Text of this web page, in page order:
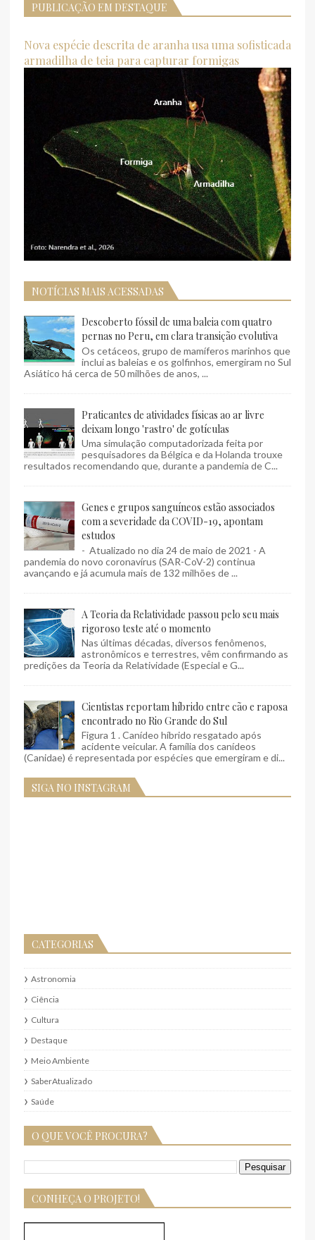
PUBLICAÇÃO EM DESTAQUE
Nova espécie descrita de aranha usa uma sofisticada
armadilha de teia para capturar formigas
NOTÍCIAS MAIS ACESSADAS
Descoberto fóssil de uma baleia com quatro
pernas no Peru, em clara transição evolutiva
Os cetáceos, grupo de mamíferos marinhos que
inclui as baleias e os golfinhos, emergiram no Sul
Asiático há cerca de 50 milhões de anos, ...
Praticantes de atividades físicas ao ar livre
deixam longo 'rastro' de gotículas
Uma simulação computadorizada feita por
pesquisadores da Bélgica e da Holanda trouxe
resultados recomendando que, durante a pandemia de C...
Genes e grupos sanguíneos estão associados
com a severidade da COVID-19, apontam
estudos
- Atualizado no dia 24 de maio de 2021 - A
pandemia do novo coronavírus (SAR-CoV-2) continua
avançando e já acumula mais de 132 milhões de ...
A Teoria da Relatividade passou pelo seu mais
rigoroso teste até o momento
Nas últimas décadas, diversos fenômenos,
astronômicos e terrestres, vêm confirmando as
predições da Teoria da Relatividade (Especial e G...
Cientistas reportam híbrido entre cão e raposa
encontrado no Rio Grande do Sul
Figura 1 . Canídeo híbrido resgatado após
acidente veicular. A família dos canídeos
(Canidae) é representada por espécies que emergiram e di...
SIGA NO INSTAGRAM
CATEGORIAS
Astronomia
Ciência
Cultura
Destaque
Meio Ambiente
SaberAtualizado
Saúde
O QUE VOCÊ PROCURA?
CONHEÇA O PROJETO!